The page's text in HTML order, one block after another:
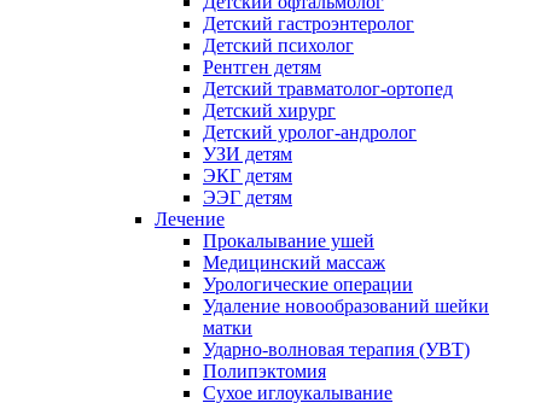
Детский гастроэнтеролог
Детский психолог
Рентген детям
Детский травматолог-ортопед
Детский хирург
Детский уролог-андролог
УЗИ детям
ЭКГ детям
ЭЭГ детям
Лечение
Прокалывание ушей
Медицинский массаж
Урологические операции
Удаление новообразований шейки
матки
Ударно-волновая терапия (УВТ)
Полипэктомия
Сухое иглоукалывание